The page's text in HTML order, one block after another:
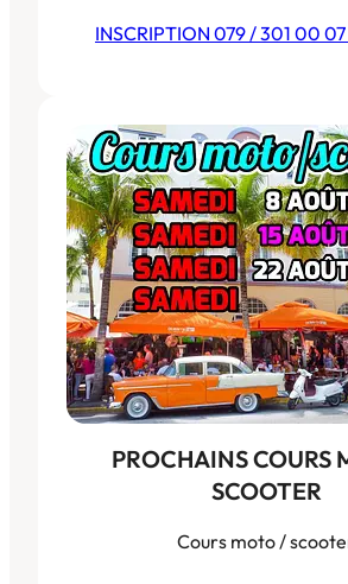
INSCRIPTION 079 / 301 00
PROCHAINS COURS
SCOOTER
Cours moto /